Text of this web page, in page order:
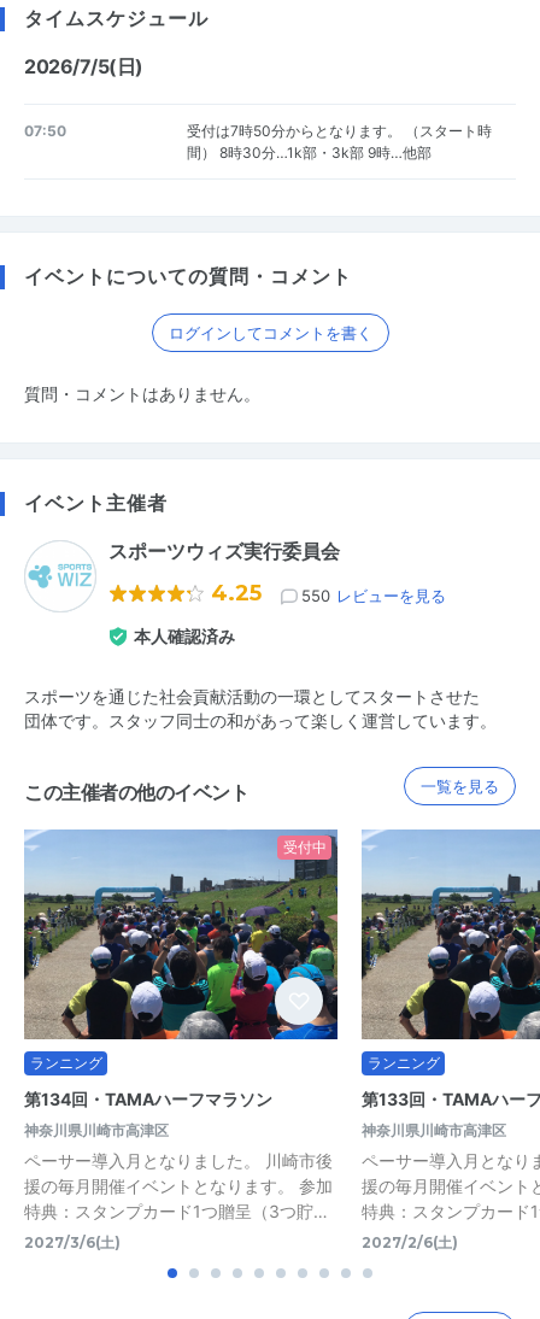
タイムスケジュール
2026/7/5(日)
07:50
受付は7時50分からとなります。 （スタート時
間） 8時30分…1k部・3k部 9時…他部
イベントについての質問・コメント
ログインしてコメントを書く
質問・コメントはありません。
イベント主催者
スポーツウィズ実行委員会
4.25 550 レビューを見る
本人確認済み
スポーツを通じた社会貢献活動の一環としてスタートさせた
団体です。スタッフ同士の和があって楽しく運営しています。
この主催者の他のイベント 一覧を見る
受付中
ランニング
第134回・TAMAハーフマラソン
神奈川県川崎市高津区
ペーサー導入月となりました。 川崎市後
援の毎月開催イベントとなります。 参加
特典：スタンプカード1つ贈呈（3つ貯…
2027/3/6(土)
ランニング
第133回・TAMAハー
神奈川県川崎市高津区
ペーサー導入月となり
援の毎月開催イベント
特典：スタンプカード
2027/2/6(土)